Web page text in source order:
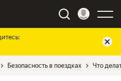
Безопасность в поездках Что